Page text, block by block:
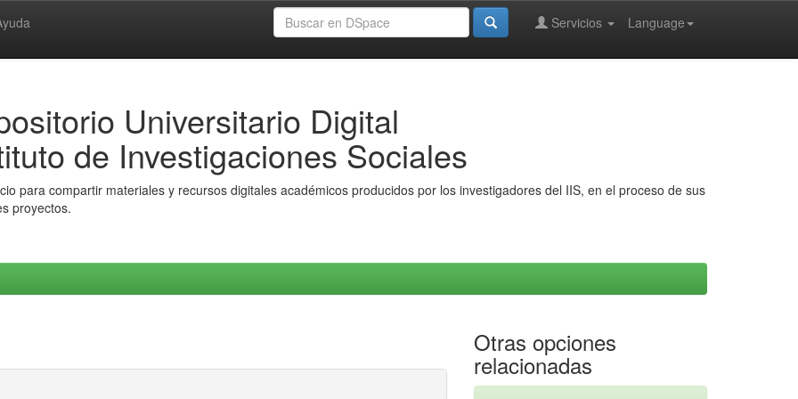
Language
Servicios
Universitario Digital
de Investigaciones Sociales
para compartir materiales y recursos digitales académicos producidos por los investigadores del IIS, en el proceso de sus
proyectos.
Otras opciones
relacionadas